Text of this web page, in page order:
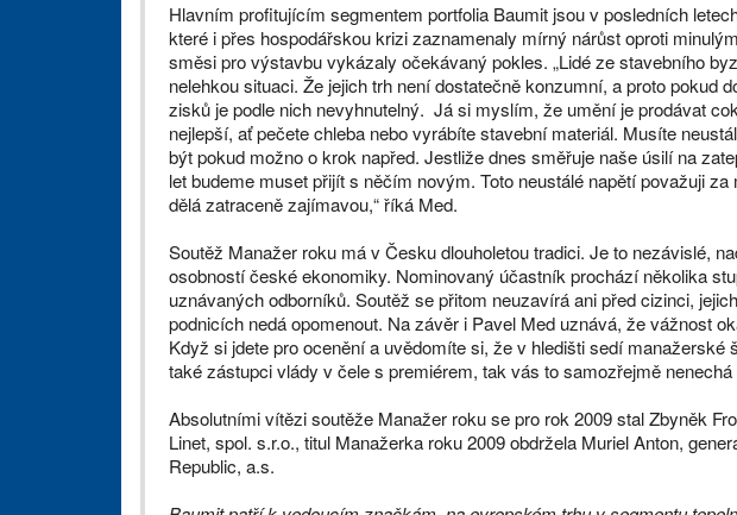
Hlavním profitujícím segmentem portfolia Baumit jsou v posledních
které i přes hospodářskou krizi zaznamenaly mírný nárůst oproti
směsi pro výstavbu vykázaly očekávaný pokles. „Lidé ze stavebního
nelehkou situaci. Že jejich trh není dostatečně konzumní, a proto pokud
zisků je podle nich nevyhnutelný. Já si myslím, že umění je prodávat
nejlepší, ať pečete chleba nebo vyrábíte stavební materiál. Musíte
být pokud možno o krok napřed. Jestliže dnes směřuje naše úsilí na
let budeme muset přijít s něčím novým. Toto neustálé napětí považuji
dělá zatraceně zajímavou,“ říká Med.
Soutěž Manažer roku má v Česku dlouholetou tradici. Je to nezávislé,
osobností české ekonomiky. Nominovaný účastník prochází několika
uznávaných odborníků. Soutěž se přitom neuzavírá ani před cizinci,
podnicích nedá opomenout. Na závěr i Pavel Med uznává, že vážnost
Když si jdete pro ocenění a uvědomíte si, že v hledišti sedí manažerské
také zástupci vlády v čele s premiérem, tak vás to samozřejmě nenechá
Absolutními vítězi soutěže Manažer roku se pro rok 2009 stal Zbyněk
Linet, spol. s.r.o., titul Manažerka roku 2009 obdržela Muriel Anton,
Republic, a.s.